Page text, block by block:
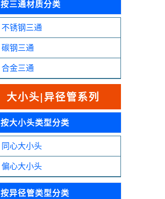
按三通材质分类
不锈钢三通
碳钢三通
合金三通
大小头|异径管系列
按大小头类型分类
同心大小头
偏心大小头
按异径管类型分类